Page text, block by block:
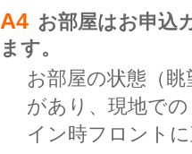
A4 お部屋はお申込
ます。
お部屋の状態（
があり、現地で
イン時フロント